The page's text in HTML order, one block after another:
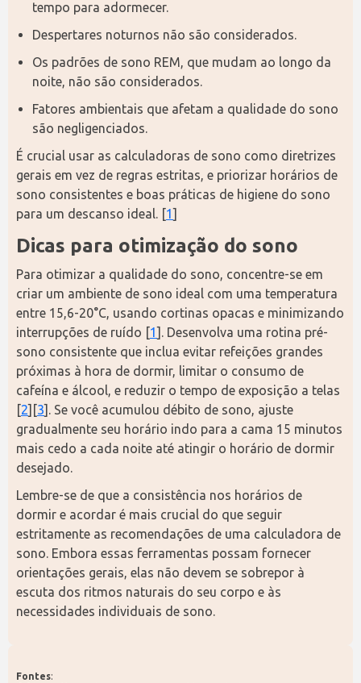
tempo para adormecer.
Despertares noturnos não são considerados.
Os padrões de sono REM, que mudam ao longo da
noite, não são considerados.
Fatores ambientais que afetam a qualidade do sono
são negligenciados.
É crucial usar as calculadoras de sono como diretrizes
gerais em vez de regras estritas, e priorizar horários de
sono consistentes e boas práticas de higiene do sono
para um descanso ideal. [1]
Dicas para otimização do sono
Para otimizar a qualidade do sono, concentre-se em
criar um ambiente de sono ideal com uma temperatura
entre 15,6-20°C, usando cortinas opacas e minimizando
interrupções de ruído [1]. Desenvolva uma rotina pré-
sono consistente que inclua evitar refeições grandes
próximas à hora de dormir, limitar o consumo de
cafeína e álcool, e reduzir o tempo de exposição a telas
[2][3]. Se você acumulou débito de sono, ajuste
gradualmente seu horário indo para a cama 15 minutos
mais cedo a cada noite até atingir o horário de dormir
desejado.
Lembre-se de que a consistência nos horários de
dormir e acordar é mais crucial do que seguir
estritamente as recomendações de uma calculadora de
sono. Embora essas ferramentas possam fornecer
orientações gerais, elas não devem se sobrepor à
escuta dos ritmos naturais do seu corpo e às
necessidades individuais de sono.
Fontes: